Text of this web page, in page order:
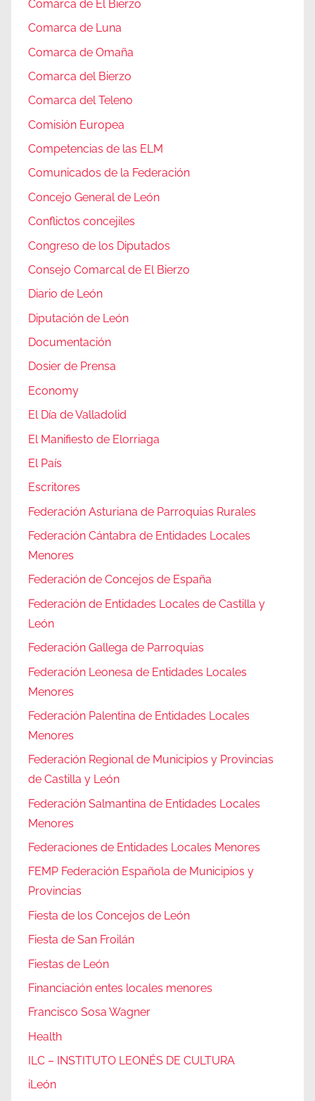
Comarca de El Bierzo
Comarca de Luna
Comarca de Omaña
Comarca del Bierzo
Comarca del Teleno
Comisión Europea
Competencias de las ELM
Comunicados de la Federación
Concejo General de León
Conflictos concejiles
Congreso de los Diputados
Consejo Comarcal de El Bierzo
Diario de León
Diputación de León
Documentación
Dosier de Prensa
Economy
El Día de Valladolid
El Manifiesto de Elorriaga
El País
Escritores
Federación Asturiana de Parroquias Rurales
Federación Cántabra de Entidades Locales
Menores
Federación de Concejos de España
Federación de Entidades Locales de Castilla y
León
Federación Gallega de Parroquias
Federación Leonesa de Entidades Locales
Menores
Federación Palentina de Entidades Locales
Menores
Federación Regional de Municipios y Provincias
de Castilla y León
Federación Salmantina de Entidades Locales
Menores
Federaciones de Entidades Locales Menores
FEMP Federación Española de Municipios y
Provincias
Fiesta de los Concejos de León
Fiesta de San Froilán
Fiestas de León
Financiación entes locales menores
Francisco Sosa Wagner
Health
ILC – INSTITUTO LEONÉS DE CULTURA
iLeón